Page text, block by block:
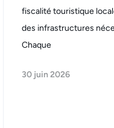
fiscalité touristique
des infrastructures
Chaque
30 juin 2026